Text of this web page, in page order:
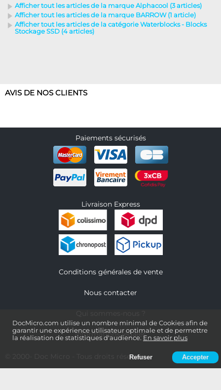
DocMicro.com utilise un nombre minimal de Cookies afin de
garantir une expérience utilisateur optimale et de permettre
la réalisation de statistiques d'audience. En savoir plus
Refuser Accepter
Afficher tout les articles de la marque Alphacool (3 articles)
Afficher tout les articles de la marque BARROW (1 article)
Afficher tout les articles de la catégorie Waterblocks - Blocks
Stockage SSD (4 articles)
AVIS DE NOS CLIENTS
Paiements sécurisés
Livraison Express
Conditions générales de vente
Nous contacter
Informations légales
- Tous droits réservés